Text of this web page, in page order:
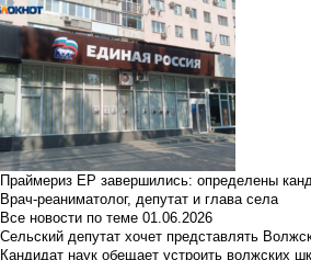
Праймериз ЕР завершились: определены
Врач-реаниматолог, депутат и глава села
Все новости по теме 01.06.2026
Сельский депутат хочет представлять
Кандидат наук обещает устроить волжских